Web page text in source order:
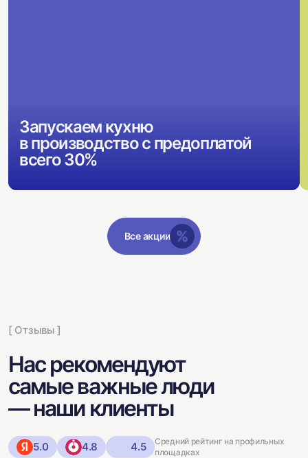
Запускаем кухню
в производство с предоплатой
всего 30%
Все акции
[ Отзывы ]
Нас рекомендуют
самые важные люди
— наши клиенты
5.0 4.8 4.5
Средний рейтинг на профильных
площадках